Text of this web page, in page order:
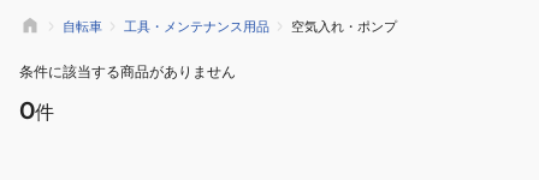
自転車 工具・メンテナンス用品 空気入れ・ポンプ
条件に該当する商品がありません
0件